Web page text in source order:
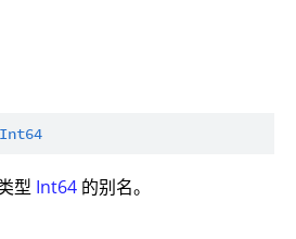
Int64
型 Int64 的别名。